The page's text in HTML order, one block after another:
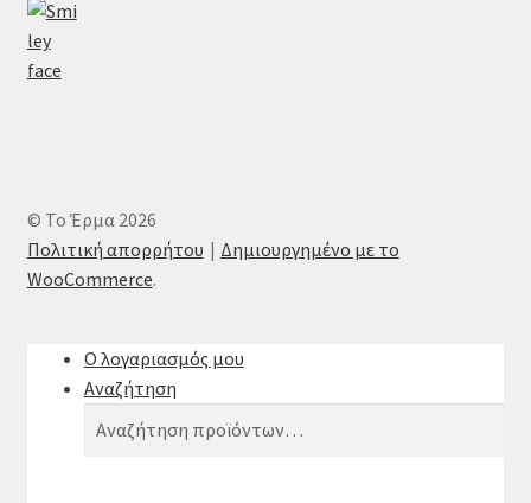
© Το Έρμα 2026
Πολιτική απορρήτου
Δημιουργημένο με το
WooCommerce.
Ο λογαριασμός μου
Αναζήτηση
Αναζήτηση
Αναζήτηση